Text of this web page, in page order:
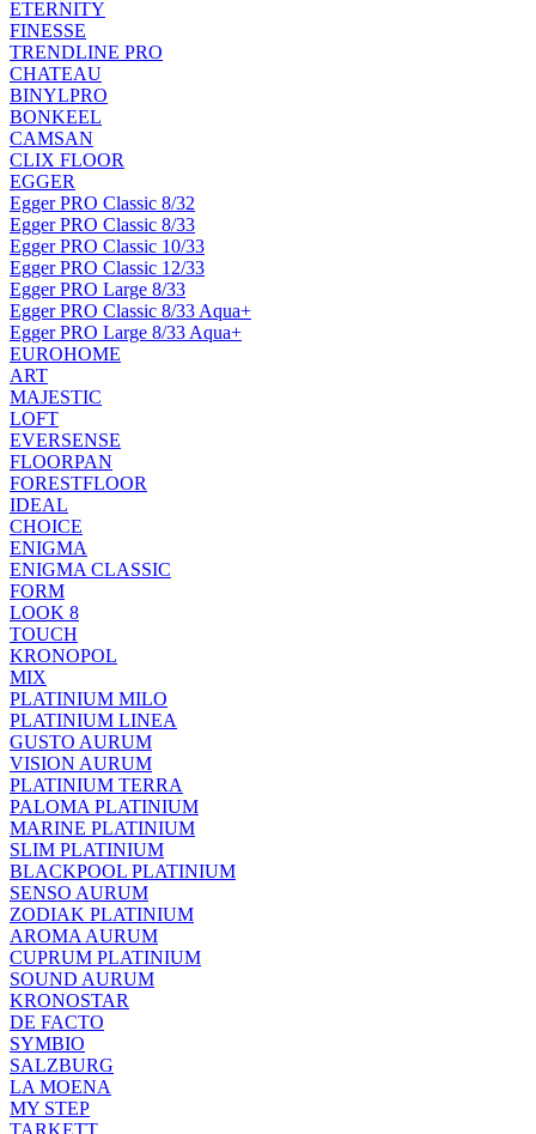
ETERNITY
FINESSE
TRENDLINE PRO
CHATEAU
BINYLPRO
BONKEEL
CAMSAN
CLIX FLOOR
EGGER
Egger PRO Classic 8/32
Egger PRO Classic 8/33
Egger PRO Classic 10/33
Egger PRO Classic 12/33
Egger PRO Large 8/33
Egger PRO Classic 8/33 Aqua+
Egger PRO Large 8/33 Aqua+
EUROHOME
ART
MAJESTIC
LOFT
EVERSENSE
FLOORPAN
FORESTFLOOR
IDEAL
CHOICE
ENIGMA
ENIGMA CLASSIC
FORM
LOOK 8
TOUCH
KRONOPOL
MIX
PLATINIUM MILO
PLATINIUM LINEA
GUSTO AURUM
VISION AURUM
PLATINIUM TERRA
PALOMA PLATINIUM
MARINE PLATINIUM
SLIM PLATINIUM
BLACKPOOL PLATINIUM
SENSO AURUM
ZODIAK PLATINIUM
AROMA AURUM
CUPRUM PLATINIUM
SOUND AURUM
KRONOSTAR
DE FACTO
SYMBIO
SALZBURG
LA MOENA
MY STEP
TARKETT